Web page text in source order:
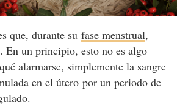
que, durante su fase menstrual,
. En un principio, esto no es algo
alarmarse, simplemente la sangre
en el útero por un periodo de